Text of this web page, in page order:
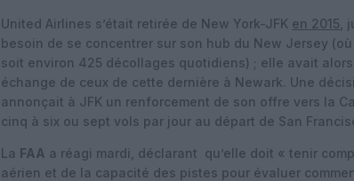
United Airlines s’était retirée de New York-JFK en 2015 ,
besoin de se concentrer sur son hub du New Jersey
soit environ 425 décollages quotidiens) ; elle avait
échange de ceux de cette dernière à Newark. Une
annonçait à JFK un renforcement de son offre vers la
cinq à six ou sept vols par jour au départ de San
La FAA a réagi mardi, déclarant qu’elle doit « tenir
aérien et de la capacité des pistes pour évaluer